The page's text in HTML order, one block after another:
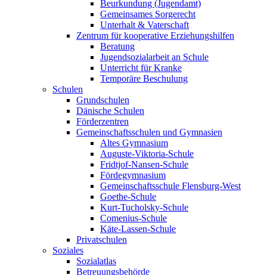
Beurkundung (Jugendamt)
Gemeinsames Sorgerecht
Unterhalt & Vaterschaft
Zentrum für kooperative Erziehungshilfen
Beratung
Jugendsozialarbeit an Schule
Unterricht für Kranke
Temporäre Beschulung
Schulen
Grundschulen
Dänische Schulen
Förderzentren
Gemeinschaftsschulen und Gymnasien
Altes Gymnasium
Auguste-Viktoria-Schule
Fridtjof-Nansen-Schule
Fördegymnasium
Gemeinschaftsschule Flensburg-West
Goethe-Schule
Kurt-Tucholsky-Schule
Comenius-Schule
Käte-Lassen-Schule
Privatschulen
Soziales
Sozialatlas
Betreuungsbehörde